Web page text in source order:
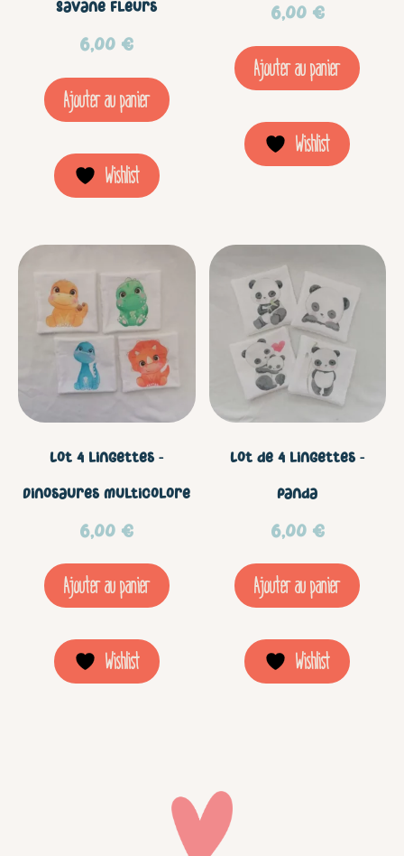
Savane fleurs
6,00 €
Ajouter au panier
Wishlist
6,00 €
Ajouter au panier
Wishlist
Lot 4 lingettes –
Dinosaures multicolore
6,00 €
Ajouter au panier
Wishlist
Lot de 4 lingettes –
Panda
6,00 €
Ajouter au panier
Wishlist